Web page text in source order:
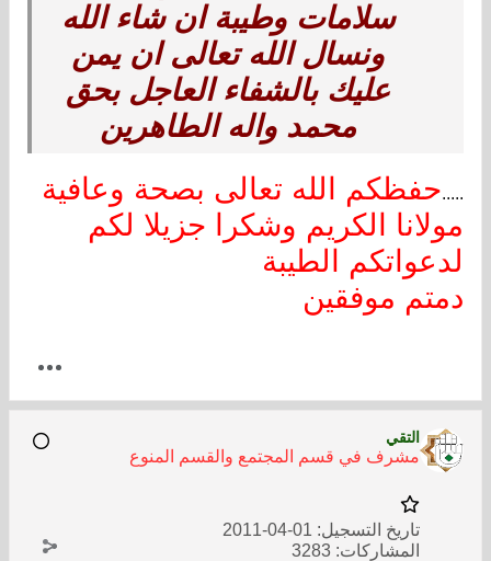
سلامات وطيبة ان شاء الله
ونسال الله تعالى ان يمن
عليك بالشفاء العاجل بحق
محمد واله الطاهرين
.....حفظكم الله تعالى بصحة وعافية
مولانا الكريم وشكرا جزيلا لكم
لدعواتكم الطيبة
دمتم موفقين
التقي
مشرف في قسم المجتمع والقسم المنوع
تاريخ التسجيل: 01-04-2011
المشاركات: 3283